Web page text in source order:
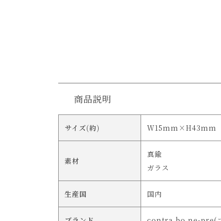
商品説明
サイズ(約) W15mm×H43mm
素材
真鍮
ガラス
生産国 国内